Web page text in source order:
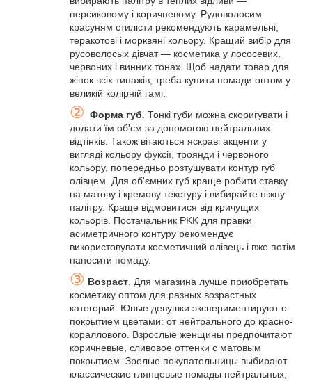
персиковому і коричневому. Рудоволосим
красуням стилісти рекомендують карамельні,
теракотові і морквяні кольору. Кращий вибір для
русоволосых дівчат — косметика у лососевих,
червоних і винних тонах. Щоб надати товар для
жінок всіх типажів, треба купити помади оптом у
великій колірній гамі.
② Форма губ. Тонкі губи можна скоригувати і
додати їм об'єм за допомогою нейтральних
відтінків. Також вітаються яскраві акценти у
вигляді кольору фуксії, троянди і червоного
кольору, попередньо розтушувати контур губ
олівцем. Для об'ємних губ краще робити ставку
на матову і кремову текстуру і вибирайте ніжну
палітру. Краще відмовитися від кричущих
кольорів. Постачальник PKK для правки
асиметричного контуру рекомендує
використовувати косметичний олівець і вже потім
наносити помаду.
③ Возраст. Для магазина лучше приобретать
косметику оптом для разных возрастных
категорий. Юные девушки экспериментируют с
покрытием цветами: от нейтрального до красно-
кораллового. Взрослые женщины предпочитают
коричневые, сливовое оттенки с матовым
покрытием. Зрелые покупательницы выбирают
классические глянцевые помады нейтральных,